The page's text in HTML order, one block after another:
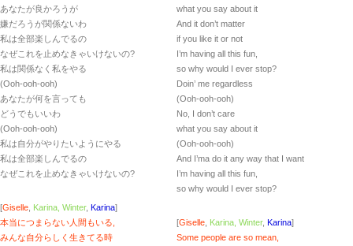
あなたが良かろうが
嫌だろうが関係ないわ
私は全部楽しんでるの
なぜこれを止めなきゃいけないの?
私は関係なく私をやる
(Ooh-ooh-ooh)
あなたが何を言っても
どうでもいいわ
(Ooh-ooh-ooh)
私は自分がやりたいようにやる
私は全部楽しんでるの
なぜこれを止めなきゃいけないの?
[Giselle Karina, Winter, Karina]
本当につまらない人間もいる,
みんな自分らしく生きてる時
what you say about it
And it don’t matter
if you like it or not
I’m having all this fun,
so why would I ever stop?
Doin’ me regardless
(Ooh-ooh-ooh)
No, I don’t care
what you say about it
(Ooh-ooh-ooh)
And I’ma do it any way that I want
I’m having all this fun,
so why would I еver stop?
[Giselle Karina, Winter, Karina]
Some peoplе are so mean,